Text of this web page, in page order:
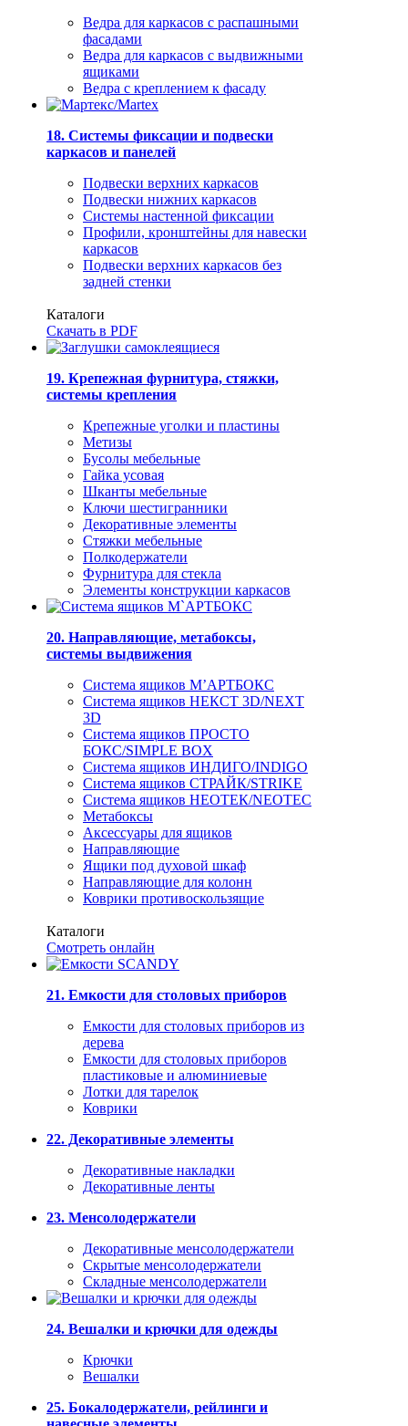
Ведра для каркасов с распашными
фасадами
Ведра для каркасов с выдвижными
ящиками
Ведра с креплением к фасаду
18. Системы фиксации и подвески
каркасов и панелей
Подвески верхних каркасов
Подвески нижних каркасов
Системы настенной фиксации
Профили, кронштейны для навески
каркасов
Подвески верхних каркасов без
задней стенки
Каталоги
Скачать в PDF
19. Крепежная фурнитура, стяжки,
системы крепления
Крепежные уголки и пластины
Метизы
Бусолы мебельные
Гайка усовая
Шканты мебельные
Ключи шестигранники
Декоративные элементы
Стяжки мебельные
Полкодержатели
Фурнитура для стекла
Элементы конструкции каркасов
20. Направляющие, метабоксы,
системы выдвижения
Система ящиков М’АРТБОКС
Система ящиков НЕКСТ 3D/NEXT
3D
Система ящиков ПРОСТО
БОКС/SIMPLE BOX
Система ящиков ИНДИГО/INDIGO
Система ящиков СТРАЙК/STRIKE
Система ящиков НЕОТЕК/NEOTEC
Метабоксы
Аксессуары для ящиков
Направляющие
Ящики под духовой шкаф
Направляющие для колонн
Коврики противоскользящие
Каталоги
Смотреть онлайн
21. Емкости для столовых приборов
Емкости для столовых приборов из
дерева
Емкости для столовых приборов
пластиковые и алюминиевые
Лотки для тарелок
Коврики
22. Декоративные элементы
Декоративные накладки
Декоративные ленты
23. Менсолодержатели
Декоративные менсолодержатели
Скрытые менсолодержатели
Складные менсолодержатели
24. Вешалки и крючки для одежды
Крючки
Вешалки
25. Бокалодержатели, рейлинги и